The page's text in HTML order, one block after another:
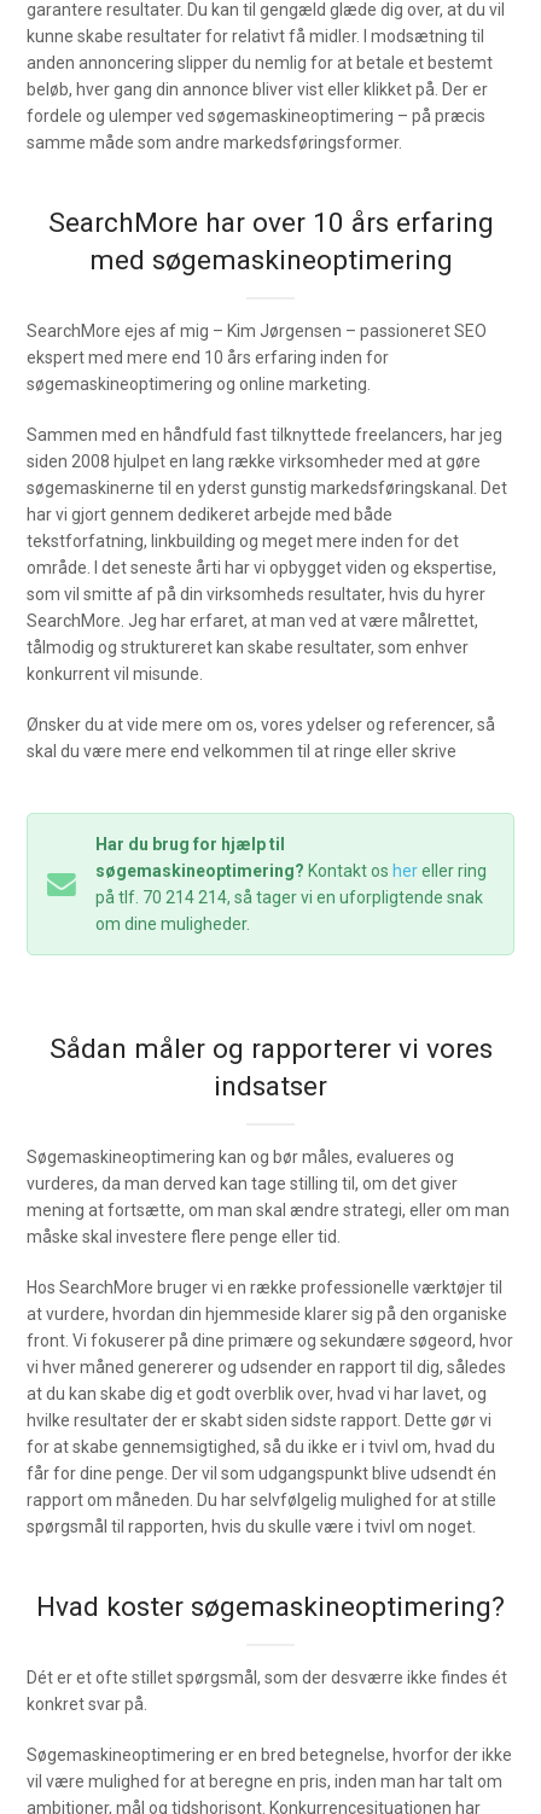
garantere resultater. Du kan til gengæld glæde dig over, at du vil
kunne skabe resultater for relativt få midler. I modsætning til
anden annoncering slipper du nemlig for at betale et bestemt
beløb, hver gang din annonce bliver vist eller klikket på. Der er
fordele og ulemper ved søgemaskineoptimering – på præcis
samme måde som andre markedsføringsformer.
SearchMore har over 10 års erfaring
med søgemaskineoptimering
SearchMore ejes af mig – Kim Jørgensen – passioneret SEO
ekspert med mere end 10 års erfaring inden for
søgemaskineoptimering og online marketing.
Sammen med en håndfuld fast tilknyttede freelancers, har jeg
siden 2008 hjulpet en lang række virksomheder med at gøre
søgemaskinerne til en yderst gunstig markedsføringskanal. Det
har vi gjort gennem dedikeret arbejde med både
tekstforfatning, linkbuilding og meget mere inden for det
område. I det seneste årti har vi opbygget viden og ekspertise,
som vil smitte af på din virksomheds resultater, hvis du hyrer
SearchMore. Jeg har erfaret, at man ved at være målrettet,
tålmodig og struktureret kan skabe resultater, som enhver
konkurrent vil misunde.
Ønsker du at vide mere om os, vores ydelser og referencer, så
skal du være mere end velkommen til at ringe eller skrive
Har du brug for hjælp til
søgemaskineoptimering? Kontakt os hereller ring
på tlf. 70 214 214, så tager vi en uforpligtende snak
om dine muligheder.
Sådan måler og rapporterer vi vores
indsatser
Søgemaskineoptimering kan og bør måles, evalueres og
vurderes, da man derved kan tage stilling til, om det giver
mening at fortsætte, om man skal ændre strategi, eller om man
måske skal investere flere penge eller tid.
Hos SearchMore bruger vi en række professionelle værktøjer til
at vurdere, hvordan din hjemmeside klarer sig på den organiske
front. Vi fokuserer på dine primære og sekundære søgeord, hvor
vi hver måned genererer og udsender en rapport til dig, således
at du kan skabe dig et godt overblik over, hvad vi har lavet, og
hvilke resultater der er skabt siden sidste rapport. Dette gør vi
for at skabe gennemsigtighed, så du ikke er i tvivl om, hvad du
får for dine penge. Der vil som udgangspunkt blive udsendt én
rapport om måneden. Du har selvfølgelig mulighed for at stille
spørgsmål til rapporten, hvis du skulle være i tvivl om noget.
Hvad koster søgemaskineoptimering?
Dét er et ofte stillet spørgsmål, som der desværre ikke findes ét
konkret svar på.
Søgemaskineoptimering er en bred betegnelse, hvorfor der ikke
vil være mulighed for at beregne en pris, inden man har talt om
ambitioner, mål og tidshorisont. Konkurrencesituationen har